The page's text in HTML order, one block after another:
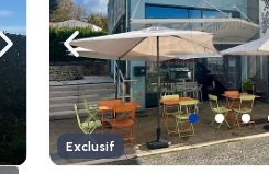
Naviguer vers la droite
Naviguer vers la gauche
Exclusif